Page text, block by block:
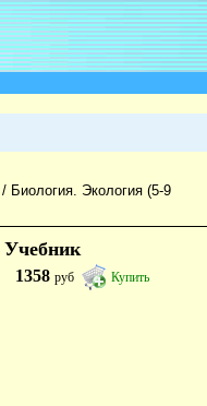
/ Биология. Экология (5-9
Учебник
1358руб Купить